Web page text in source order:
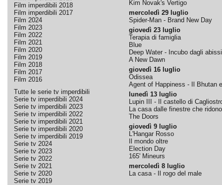
Film imperdibili 2018
Film imperdibili 2017
Film 2024
Film 2023
Film 2022
Film 2021
Film 2020
Film 2019
Film 2018
Film 2017
Film 2016
Tutte le serie tv imperdibili
Serie tv imperdibili 2024
Serie tv imperdibili 2023
Serie tv imperdibili 2022
Serie tv imperdibili 2021
Serie tv imperdibili 2020
Serie tv imperdibili 2019
Serie tv 2024
Serie tv 2023
Serie tv 2022
Serie tv 2021
Serie tv 2020
Serie tv 2019
Kim Novak's Vertigo
mercoledì 29 luglio
Spider-Man - Brand New Day
giovedì 23 luglio
Terapia di famiglia
Blue
Deep Water - Incubo dagli abissi
A New Dawn
giovedì 16 luglio
Odissea
Agent of Happiness - Il Bhutan
lunedì 13 luglio
Lupin III - Il castello di
La casa dalle finestre che ridono
The Doors
giovedì 9 luglio
L'Hangar Rosso
Il mondo oltre
Election Day
165' Mineurs
mercoledì 8 luglio
La casa - Il rogo del male